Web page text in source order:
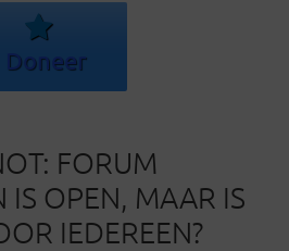
Doneer
FORUM
IS OPEN, MAAR IS
IEDEREEN?